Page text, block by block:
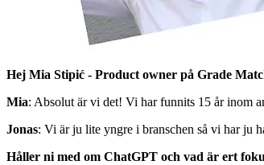
Hej Mia Stipić - Product owner på Grade
Mia: Absolut är vi det! Vi har funnits 15 år inom
Jonas: Vi är ju lite yngre i branschen så vi har ju
Håller ni med om ChatGPT och vad är ert